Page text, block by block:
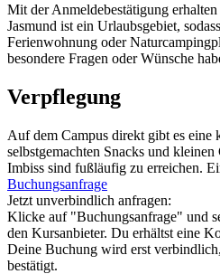
Mit der Anmeldebestätigung
Jasmund ist ein Urlaubsgebiet,
Ferienwohnung oder
besondere Fragen oder Wünsche
Verpflegung
Auf dem Campus direkt gibt es eine
selbstgemachten Snacks und
Imbiss sind fußläufig zu erreichen.
Buchungsanfrage
Jetzt unverbindlich anfragen:
Klicke auf "Buchungsanfrage" und
den Kursanbieter. Du erhältst eine
Deine Buchung wird erst
bestätigt.